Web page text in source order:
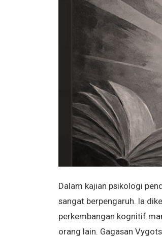
Dalam kajian psikologi
sangat berpengaruh. Ia
perkembangan kognitif
orang lain. Gagasan